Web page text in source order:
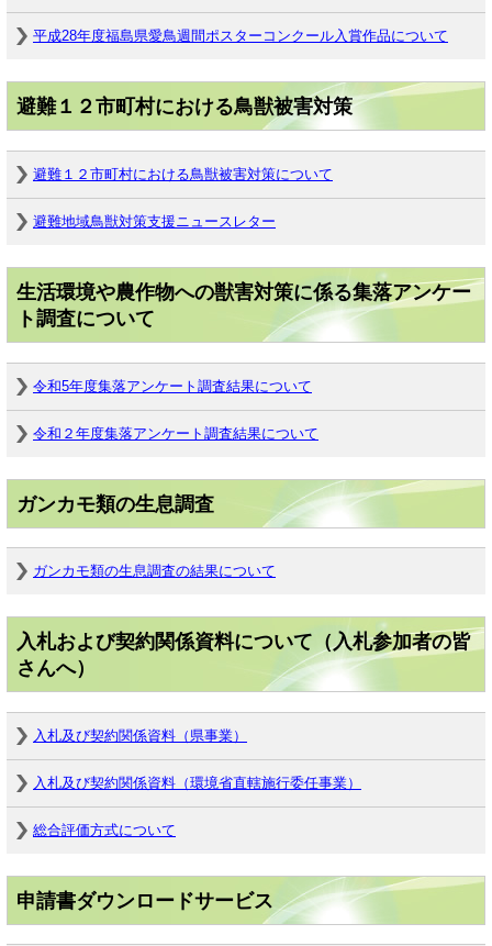
平成28年度福島県愛鳥週間ポスターコンクール入賞作品について
避難１２市町村における鳥獣被害対策
避難１２市町村における鳥獣被害対策について
避難地域鳥獣対策支援ニュースレター
生活環境や農作物への獣害対策に係る集落アンケー
ト調査について
令和5年度集落アンケート調査結果について
令和２年度集落アンケート調査結果について
ガンカモ類の生息調査
ガンカモ類の生息調査の結果について
入札および契約関係資料について（入札参加者の皆
さんへ）
入札及び契約関係資料（県事業）
入札及び契約関係資料（環境省直轄施行委任事業）
総合評価方式について
申請書ダウンロードサービス